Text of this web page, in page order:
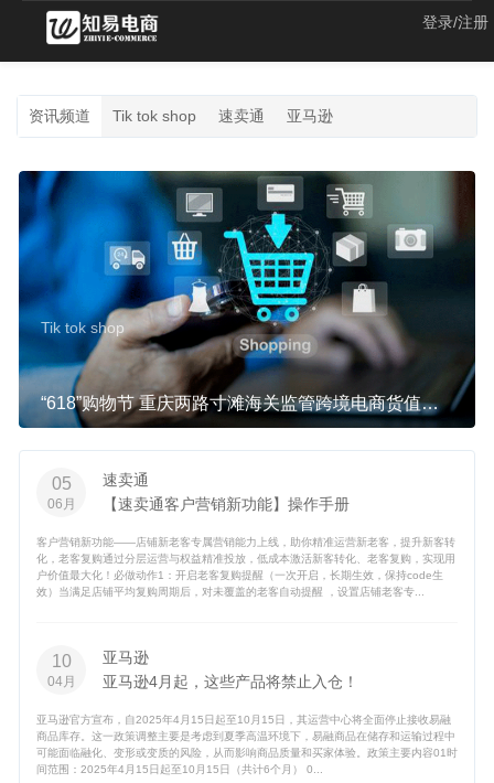
登录/注册
资讯频道 Tik tok shop 速卖通 亚马逊
Tik tok shop
“618”购物节 重庆两路寸滩海关监管跨境电商货值超2.2亿元
05
06月
速卖通
【速卖通客户营销新功能】操作手册
客户营销新功能——店铺新老客专属营销能力上线，助你精准运营新老客，提升新客转
化，老客复购通过分层运营与权益精准投放，低成本激活新客转化、老客复购，实现用
户价值最大化！必做动作1：开启老客复购提醒（一次开启，长期生效，保持code生
效）当满足店铺平均复购周期后，对未覆盖的老客自动提醒 ，设置店铺老客专...
10
04月
亚马逊
亚马逊4月起，这些产品将禁止入仓！
亚马逊官方宣布，自2025年4月15日起至10月15日，其运营中心将全面停止接收易融
商品库存。这一政策调整主要是考虑到夏季高温环境下，易融商品在储存和运输过程中
可能面临融化、变形或变质的风险，从而影响商品质量和买家体验。政策主要内容01时
间范围：2025年4月15日起至10月15日（共计6个月） 0...